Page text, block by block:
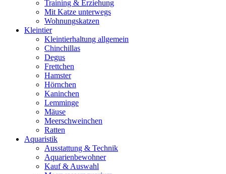
Training & Erziehung
Mit Katze unterwegs
Wohnungskatzen
Kleintier
Kleintierhaltung allgemein
Chinchillas
Degus
Frettchen
Hamster
Hörnchen
Kaninchen
Lemminge
Mäuse
Meerschweinchen
Ratten
Aquaristik
Ausstattung & Technik
Aquarienbewohner
Kauf & Auswahl